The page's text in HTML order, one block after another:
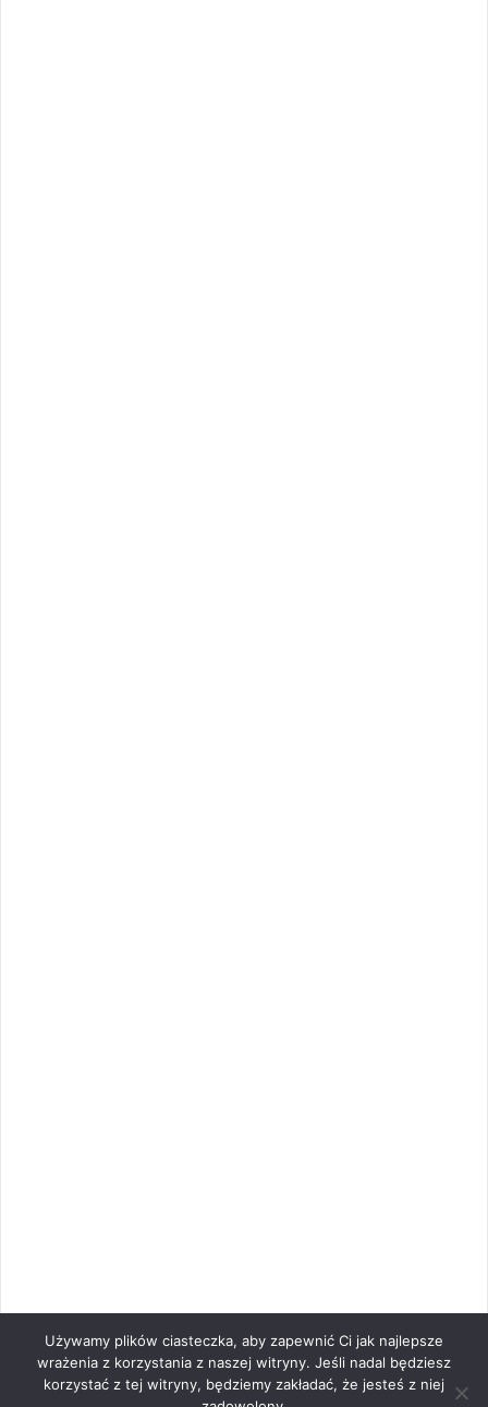
Używamy plików ciasteczka, aby zapewnić Ci jak najlepsze
wrażenia z korzystania z naszej witryny. Jeśli nadal będziesz
korzystać z tej witryny, będziemy zakładać, że jesteś z niej